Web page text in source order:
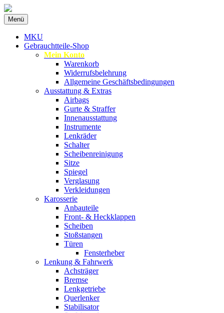
MKU Autoteile
Ersatzteile
Menü Zum
Inhalt
springen
MKU
Gebrauchtteile-Shop
Mein Konto
Warenkorb
Widerrufsbelehrung
Allgemeine Geschäftsbedingungen
Ausstattung & Extras
Airbags
Gurte & Straffer
Innenausstattung
Instrumente
Lenkräder
Schalter
Scheibenreinigung
Sitze
Spiegel
Verglasung
Verkleidungen
Karosserie
Anbauteile
Front- & Heckklappen
Scheiben
Stoßstangen
Türen
Fensterheber
Lenkung & Fahrwerk
Achsträger
Bremse
Lenkgetriebe
Querlenker
Stabilisator